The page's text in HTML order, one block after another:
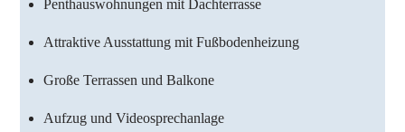
Penthauswohnungen mit Dachterrasse
Attraktive Ausstattung mit Fußbodenheizung
Große Terrassen und Balkone
Aufzug und Videosprechanlage